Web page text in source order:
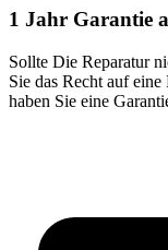
1 Jahr Garantie
Sollte Die Reparatur
Sie das Recht auf
haben Sie eine